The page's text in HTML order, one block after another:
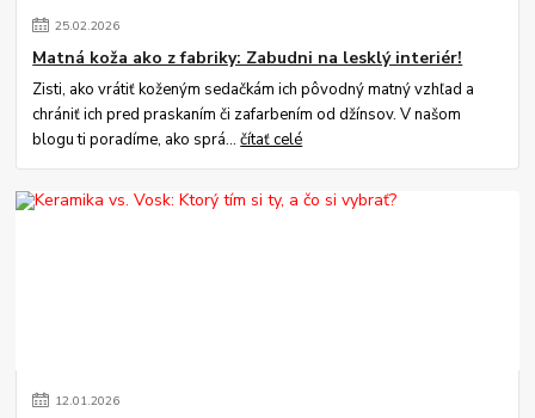
25.02.2026
Matná koža ako z fabriky: Zabudni na lesklý interiér!
Zisti, ako vrátiť koženým sedačkám ich pôvodný matný vzhľad a
chrániť ich pred praskaním či zafarbením od džínsov. V našom
blogu ti poradíme, ako sprá...čítať celé
12.01.2026